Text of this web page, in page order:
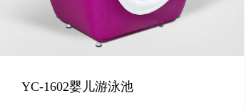
YC-1602婴儿游泳池